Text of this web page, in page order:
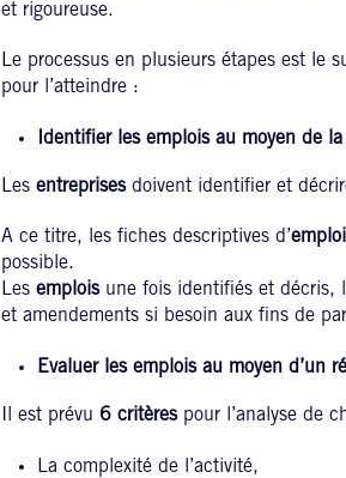
et rigoureuse.
Le processus en plusieurs étapes est le
pour l’atteindre :
Identifier les emplois au moyen de
Les entreprisesdoivent identifier et
A ce titre, les fiches descriptives d’
possible.
Les emplois une fois identifiés et décris,
et amendements si besoin aux fins de
Evaluer les emplois au moyen d’un
Il est prévu 6 critèrespour l’analyse de
La complexité de l’activité,